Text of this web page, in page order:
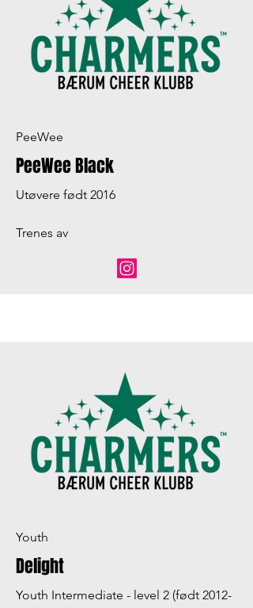
PeeWee
PeeWee Black
Utøvere født 2016
Trenes av
Youth
Delight
Youth Intermediate - level 2 (født 2012-